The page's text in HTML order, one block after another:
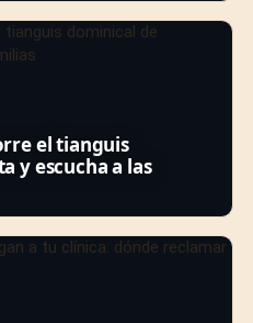
el tianguis
y escucha a las